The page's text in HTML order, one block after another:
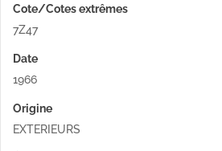
Cote/Cotes extrêmes
7Z47
Date
1966
Origine
EXTERIEURS